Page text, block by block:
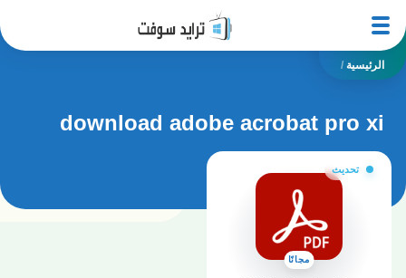
الرئيسية /
download adobe acrobat pro xi
تحديث
مجانًا